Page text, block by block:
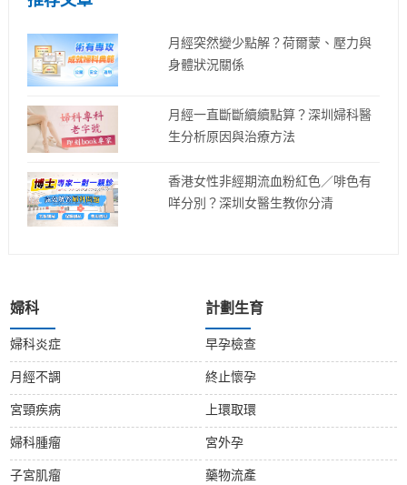
月經突然變少點解？荷爾蒙、壓力與
身體狀況關係
月經一直斷斷續續點算？深圳婦科醫
生分析原因與治療方法
香港女性非經期流血粉紅色／啡色有
咩分別？深圳女醫生教你分清
婦科
婦科炎症
月經不調
宮頸疾病
婦科腫瘤
子宮肌瘤
計劃生育
早孕檢查
終止懷孕
上環取環
宮外孕
藥物流產